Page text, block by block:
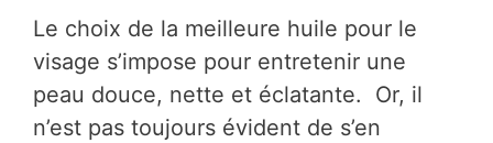
Le choix de la meilleure huile pour le
visage s’impose pour entretenir une
peau douce, nette et éclatante. Or, il
n’est pas toujours évident de s’en